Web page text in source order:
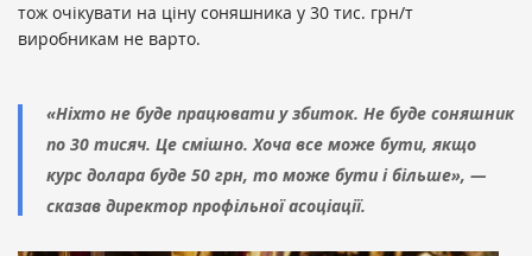
тож очікувати на ціну соняшника у 30 тис. грн/т
виробникам не варто.
«Ніхто не буде працювати у збиток. Не буде соняшник
по 30 тисяч. Це смішно. Хоча все може бути, якщо
курс долара буде 50 грн, то може бути і більше», —
сказав директор профільної асоціації.